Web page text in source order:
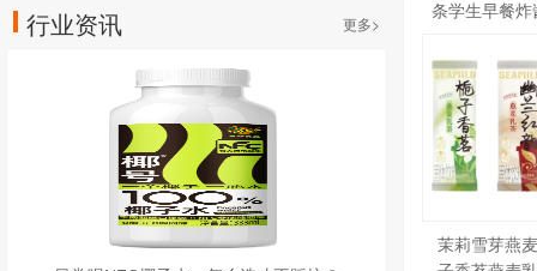
条学生早餐炸
茉莉雪芽燕
行业资讯 更多>